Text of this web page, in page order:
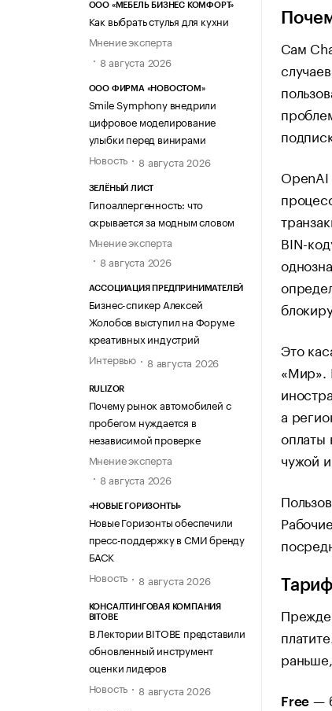
ООО «МЕБЕЛЬ БИЗНЕС КОМФОРТ»
Как выбрать стулья для кухни
Мнение эксперта
8 августа 2026
ООО ФИРМА «НОВОСТОМ»
Smile Symphony внедрили
цифровое моделирование
улыбки перед винирами
Новость
8 августа 2026
ЗЕЛЁНЫЙ ЛИСТ
Гипоаллергенность: что
скрывается за модным словом
Мнение эксперта
8 августа 2026
АССОЦИАЦИЯ ПРЕДПРИНИМАТЕЛЕЙ
Бизнес-спикер Алексей
Жолобов выступил на Форуме
креативных индустрий
Интервью
8 августа 2026
RULIZOR
Почему рынок автомобилей с
пробегом нуждается в
независимой проверке
Мнение эксперта
8 августа 2026
«НОВЫЕ ГОРИЗОНТЫ»
Новые Горизонты обеспечили
пресс-поддержку в СМИ бренду
БАСК
Новость
8 августа 2026
КОНСАЛТИНГОВАЯ КОМПАНИЯ
BITOBE
В Лектории BITOBE представили
обновленный инструмент
оценки лидеров
Новость
8 августа 2026
Сам
BIN-
Это
«Мир».
а
оплаты
чужой
Прежде
Free —